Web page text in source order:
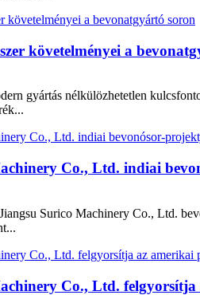
követelményei a
gyártás nélkülözhetetlen
Co., Ltd. indiai
Surico Machinery Co., Ltd.
Co., Ltd.